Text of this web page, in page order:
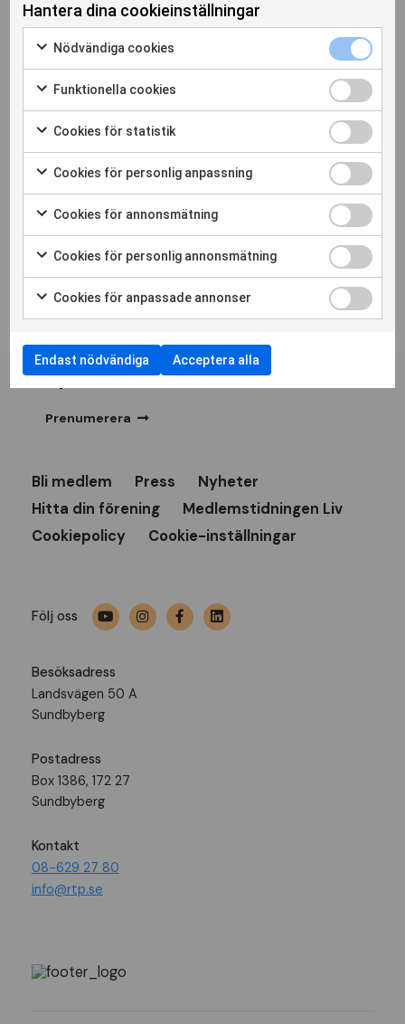
förebildscoacher som är amputerade. De är
redo att träffa dig som lever med en
amputation och har behov av samtal eller
vägledning. Du som vill träffa en
förebildscoach kan anmäla ditt intresse
här.
förebildscoacher för personer
om du
har frågor eller vill träffa en av våra utbildade
förebildscoacher!
Personskadeförbundet RTPs
nyhetsbrev
Prenumerera
Bli medlem Press
Nyheter
Hitta din förening
Medlemstidningen Liv
Cookiepolicy
Cookie-inställningar
Följ oss
Besöksadress
Landsvägen 50 A
Sundbyberg
Postadress
Box 1386, 172 27
Sundbyberg
Kontakt
08-629 27 80
info@rtp.se
Hantera dina cookieinställningar
Nödvändiga cookies
Funktionella cookies
Cookies för statistik
Cookies för personlig anpassning
Cookies för annonsmätning
Cookies för personlig annonsmätning
Cookies för anpassade annonser
Endast nödvändiga Acceptera alla